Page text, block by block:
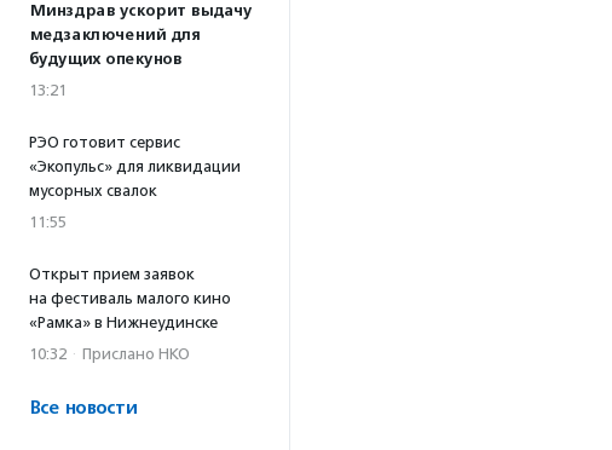
Минздрав ускорит выдачу
медзаключений для
будущих опекунов
13:21
РЭО готовит сервис
«Экопульс» для ликвидации
мусорных свалок
11:55
Открыт прием заявок
на фестиваль малого кино
«Рамка» в Нижнеудинске
10:32 · Прислано НКО
Все новости